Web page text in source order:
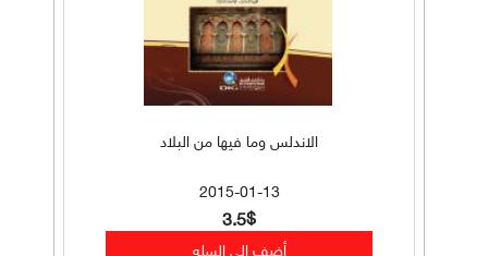
الاندلس وما فيها من البلاد
2015-01-13
3.5$